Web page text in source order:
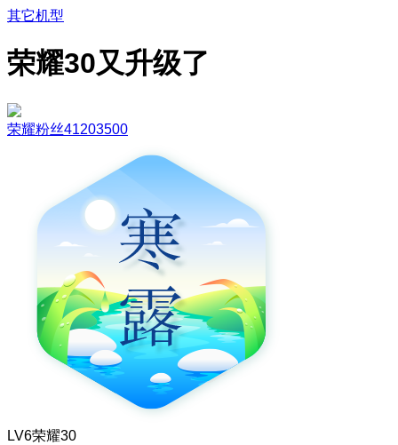
其它机型
荣耀30又升级了
荣耀粉丝41203500
LV6荣耀30